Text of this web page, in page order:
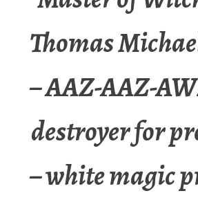
Thomas
– AAZ-AAZ-
destroyer for
– white magic